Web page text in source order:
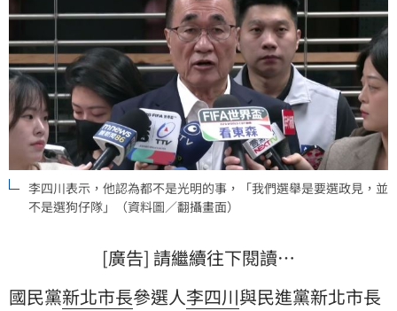
李四川表示，他認為都不是光明的事，「我們選舉是要選政見，並
不是選狗仔隊」（資料圖／翻攝畫面）
[廣告] 請繼續往下閱讀…
國民黨新北市長參選人李四川與民進黨新北市長